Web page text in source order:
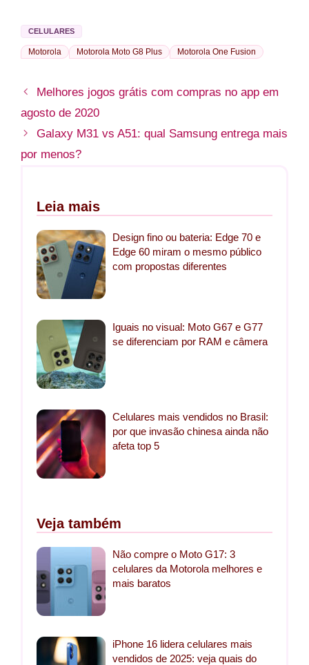
CELULARES
Motorola Motorola Moto G8 Plus Motorola One Fusion
Melhores jogos grátis com compras no app em
agosto de 2020
Galaxy M31 vs A51: qual Samsung entrega mais
por menos?
Leia mais
Design fino ou bateria: Edge 70 e
Edge 60 miram o mesmo público
com propostas diferentes
Iguais no visual: Moto G67 e G77
se diferenciam por RAM e câmera
Celulares mais vendidos no Brasil:
por que invasão chinesa ainda não
afeta top 5
Veja também
Não compre o Moto G17: 3
celulares da Motorola melhores e
mais baratos
iPhone 16 lidera celulares mais
vendidos de 2025: veja quais do